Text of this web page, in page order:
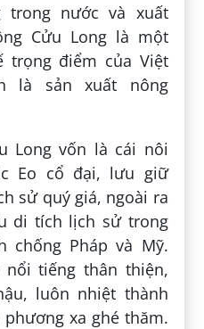
trong nước và xuất
Cửu Long là một
trọng điểm của Việt
là sản xuất nông
Long vốn là cái nôi
Eo cổ đại, lưu giữ
sử quý giá, ngoài ra
di tích lịch sử trong
chống Pháp và Mỹ.
tiếng thân thiện,
luôn nhiệt thành
xa ghé thăm.